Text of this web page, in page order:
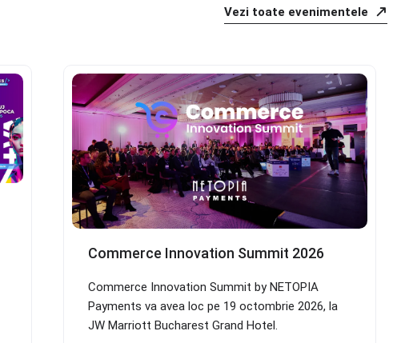
Vezi toate evenimentele
Commerce Innovation Summit 2026
Commerce Innovation Summit by NETOPIA
Payments va avea loc pe 19 octombrie 2026, la
JW Marriott Bucharest Grand Hotel.